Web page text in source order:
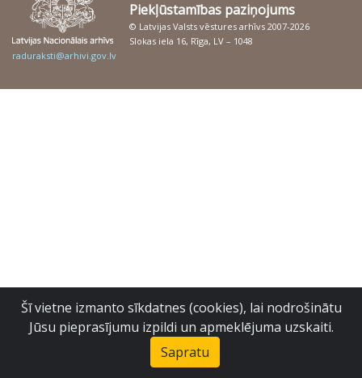
Piekļūstamības paziņojums
© Latvijas Valsts vēstures arhīvs 2007-2026
Slokas iela 16, Rīga, LV – 1048
raduraksti@arhivi.gov.lv
Šī vietne izmanto sīkdatnes (cookies), lai nodrošinātu
Jūsu pieprasījumu izpildi un apmeklējuma uzskaiti.
Sapratu